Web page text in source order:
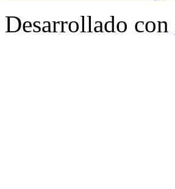
Desarrollado con